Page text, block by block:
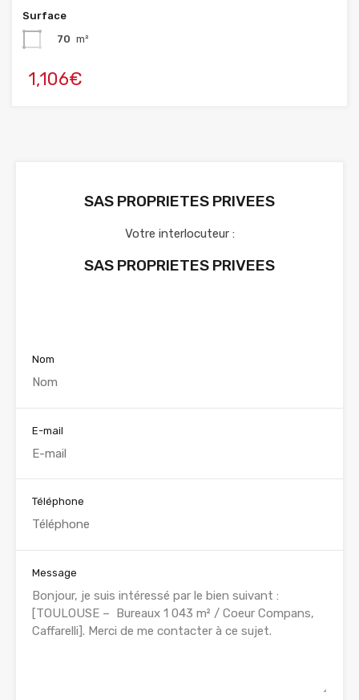
Surface
70 m²
1,106€
SAS PROPRIETES PRIVEES
Votre interlocuteur :
SAS PROPRIETES PRIVEES
Nom
E-mail
Téléphone
Message